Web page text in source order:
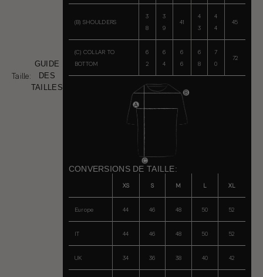
Taille:
GUIDE
DES
TAILLES
(B) SHOULDERS
3
8
3
9
41
4
3
4
4
45
(C) COLLAR TO
BOTTOM
6
2
6
4
6
6
6
8
7
0
72
CONVERSIONS DE TAILLE:
XS S M L XL
Europe 44 46 48 50 52
IT 44 46 48 50 52
UK 34 36 38 40 42